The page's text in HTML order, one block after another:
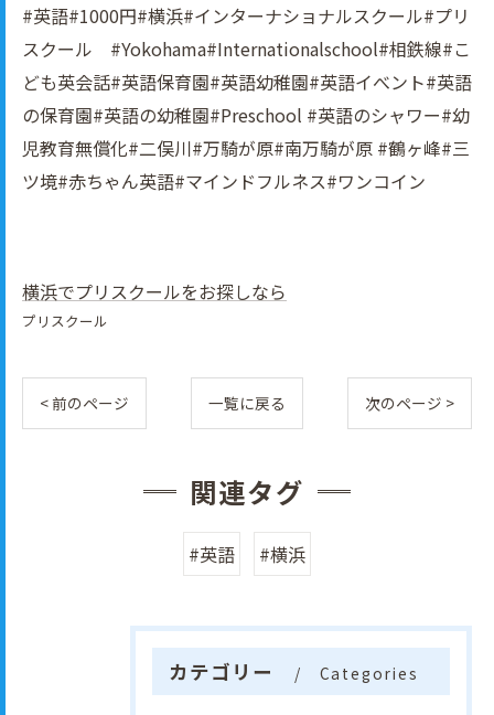
#英語#1000円#横浜#インターナショナルスクール#プリ
スクール #Yokohama#Internationalschool#相鉄線#こ
ども英会話#英語保育園#英語幼稚園#英語イべント#英語
の保育園#英語の幼稚園#Preschool #英語のシャワー#幼
児教育無償化#二俣川#万騎が原#南万騎が原 #鶴ヶ峰#三
ツ境#赤ちゃん英語#マインドフルネス#ワンコイン
横浜でプリスクールをお探しなら
プリスクール
< 前のページ 一覧に戻る 次のページ >
関連タグ
#英語 #横浜
カテゴリー Categories